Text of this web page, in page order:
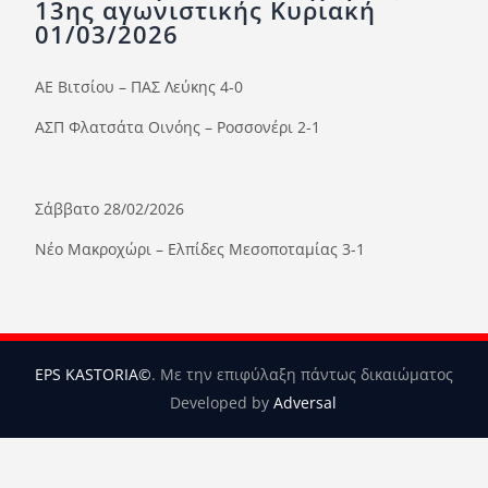
Ορισμοί Διαιτητών
Ποινές
Περισσότερα
13ης αγωνιστικής Κυριακή
01/03/2026
ΑΕ Βιτσίου – ΠΑΣ Λεύκης 4-0
ΑΣΠ Φλατσάτα Οινόης – Ροσσονέρι 2-1
Σάββατο 28/02/2026
Νέο Μακροχώρι – Ελπίδες Μεσοποταμίας 3-1
EPS KASTORIA©. Με την επιφύλαξη πάντως δικαιώματος
Developed by Adversal